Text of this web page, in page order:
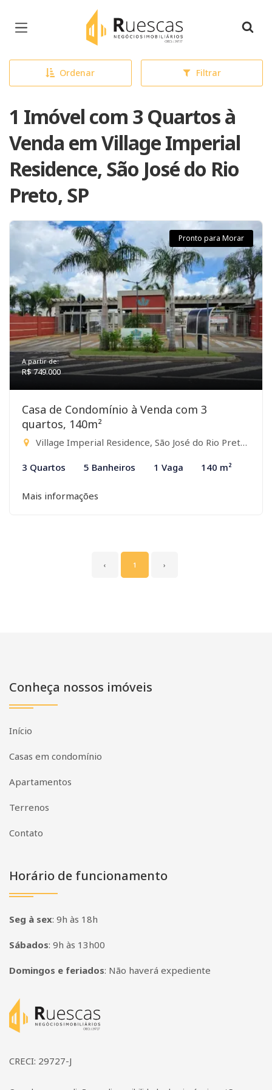
Página inicial
Ordenar Filtrar
1 Imóvel com 3 Quartos à
Venda em Village Imperial
Residence, São José do Rio
Preto, SP
Pronto para Morar
A partir de:
R$ 749.000
Casa de Condomínio à Venda com 3
quartos, 140m²
Village Imperial Residence, São José do Rio Preto-SP
3 Quartos 5 Banheiros 1 Vaga 140 m²
Mais informações
‹ 1 ›
Conheça nossos imóveis
Início
Casas em condomínio
Apartamentos
Terrenos
Contato
Horário de funcionamento
Seg à sex: 9h às 18h
Sábados: 9h às 13h00
Domingos e feriados: Não haverá expediente
Página inicial
CRECI: 29727-J